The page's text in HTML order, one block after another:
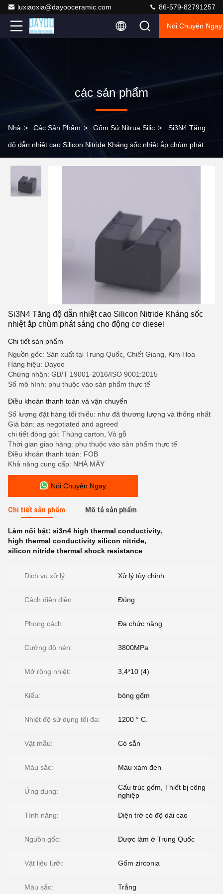
luxiaoxia@dayooceramic.com 86-579-82791257
Nói Chuyện Ngay.
các sản phẩm
Nhà > Các Sản Phẩm > Gốm Sứ Nitrua Silic > Si3N4 Tăng
độ dẫn nhiệt cao Silicon Nitride Kháng sốc nhiệt ắp chùm phát
Si3N4 Tăng độ dẫn nhiệt cao Silicon Nitride Kháng sốc
nhiệt ắp chùm phát sáng cho động cơ diesel
Chi tiết sản phẩm
Nguồn gốc: Sản xuất tại Trung Quốc, Chiết Giang, Kim Hoa
Hàng hiệu: Dayoo
Chứng nhận: GB/T 19001-2016/ISO 9001:2015
Số mô hình: phụ thuộc vào sản phẩm thực tế
Điều khoản thanh toán và vận chuyển
Số lượng đặt hàng tối thiểu: như đã thương lượng và thống nhất
Giá bán: as negotiated and agreed
chi tiết đóng gói: Thùng carton, Vỏ gỗ
Thời gian giao hàng: phụ thuộc vào sản phẩm thực tế
Điều khoản thanh toán: FOB
Khả năng cung cấp: NHÀ MÁY
Nói Chuyện Ngay.
Chi tiết sản phẩm Mô tả sản phẩm
Làm nổi bật: si3n4 high thermal conductivity,
high thermal conductivity silicon nitride,
silicon nitride thermal shock resistance
Dịch vụ xử lý: Xử lý tùy chỉnh
Cách điện điện: Đúng
Phong cách: Đa chức năng
Cường độ nén: 3800MPa
Mở rộng nhiệt: 3,4*10 (4)
Kiểu: bóng gốm
Nhiệt độ sử dụng tối đa: 1200 ° C.
Vật mẫu: Có sẵn
Màu sắc: Màu xám đen
Ứng dụng:
Cấu trúc gốm, Thiết bị công
nghiệp
Tính năng: Điện trở có độ dài cao
Nguồn gốc: Được làm ở Trung Quốc
Vật liệu lưỡi: Gốm zirconia
Màu sắc: Trắng